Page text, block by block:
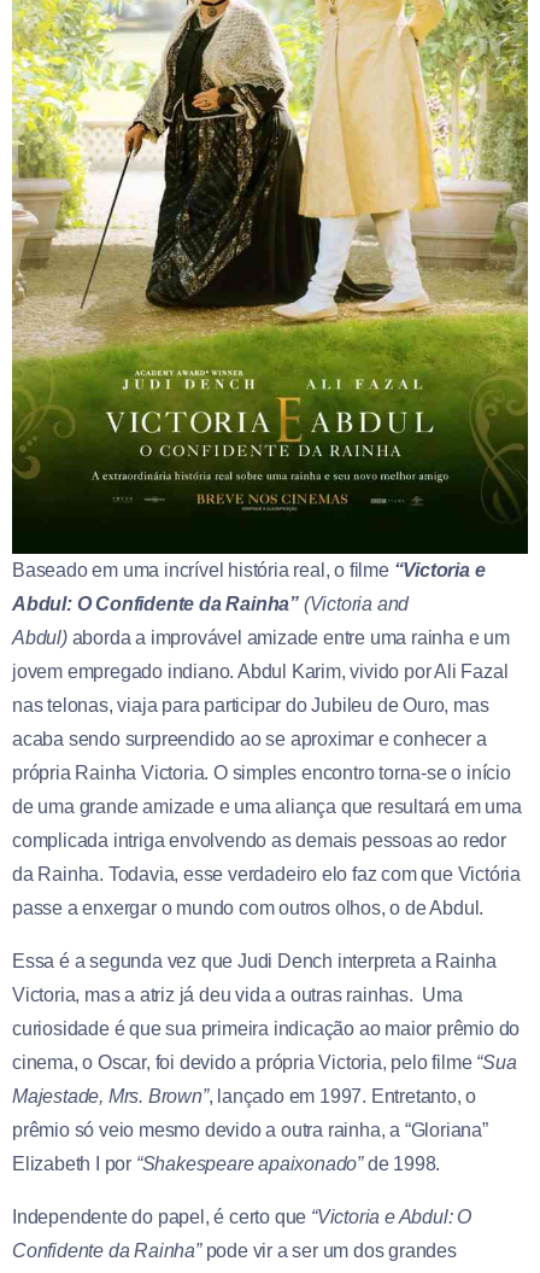
Baseado em uma incrível história real, o filme “Victoria e
Abdul: O Confidente da Rainha” (Victoria and
Abdul) aborda a improvável amizade entre uma rainha e um
jovem empregado indiano. Abdul Karim, vivido por Ali Fazal
nas telonas, viaja para participar do Jubileu de Ouro, mas
acaba sendo surpreendido ao se aproximar e conhecer a
própria Rainha Victoria. O simples encontro torna-se o início
de uma grande amizade e uma aliança que resultará em uma
complicada intriga envolvendo as demais pessoas ao redor
da Rainha. Todavia, esse verdadeiro elo faz com que Victória
passe a enxergar o mundo com outros olhos, o de Abdul.
Essa é a segunda vez que Judi Dench interpreta a Rainha
Victoria, mas a atriz já deu vida a outras rainhas. Uma
curiosidade é que sua primeira indicação ao maior prêmio do
cinema, o Oscar, foi devido a própria Victoria, pelo filme “Sua
Majestade, Mrs. Brown”, lançado em 1997. Entretanto, o
prêmio só veio mesmo devido a outra rainha, a “Gloriana”
Elizabeth I por “Shakespeare apaixonado”de 1998.
Independente do papel, é certo que “Victoria e Abdul: O
Confidente da Rainha” pode vir a ser um dos grandes